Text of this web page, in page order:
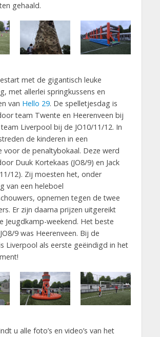
gehaald.
met de gigantisch leuke
met allerlei springkussens en
van Hello 29. De spelletjesdag is
team Twente en Heerenveen bij
Liverpool bij de JO10/11/12. In
de kinderen in een
voor de penaltybokaal. Deze werd
Duuk Kortekaas (JO8/9) en Jack
12). Zij moesten het, onder
van een heleboel
opnemen tegen de twee
Er zijn daarna prijzen uitgereikt
Jeugdkamp-weekend. Het beste
9 was Heerenveen. Bij de
Liverpool als eerste geëindigd in het
u alle foto’s en video’s van het